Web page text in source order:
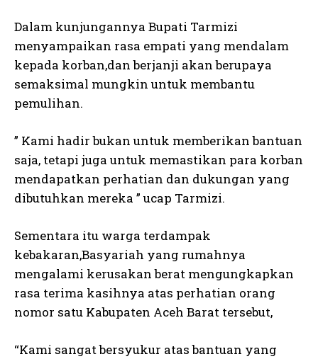
Dalam kunjungannya Bupati Tarmizi
menyampaikan rasa empati yang mendalam
kepada korban,dan berjanji akan berupaya
semaksimal mungkin untuk membantu
pemulihan.
” Kami hadir bukan untuk memberikan bantuan
saja, tetapi juga untuk memastikan para korban
mendapatkan perhatian dan dukungan yang
dibutuhkan mereka ” ucap Tarmizi.
Sementara itu warga terdampak
kebakaran,Basyariah yang rumahnya
mengalami kerusakan berat mengungkapkan
rasa terima kasihnya atas perhatian orang
nomor satu Kabupaten Aceh Barat tersebut,
“Kami sangat bersyukur atas bantuan yang